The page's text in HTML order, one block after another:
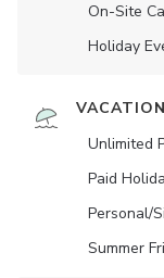
On-Site
Holiday
Unlimited
Paid
Personal/
Summer